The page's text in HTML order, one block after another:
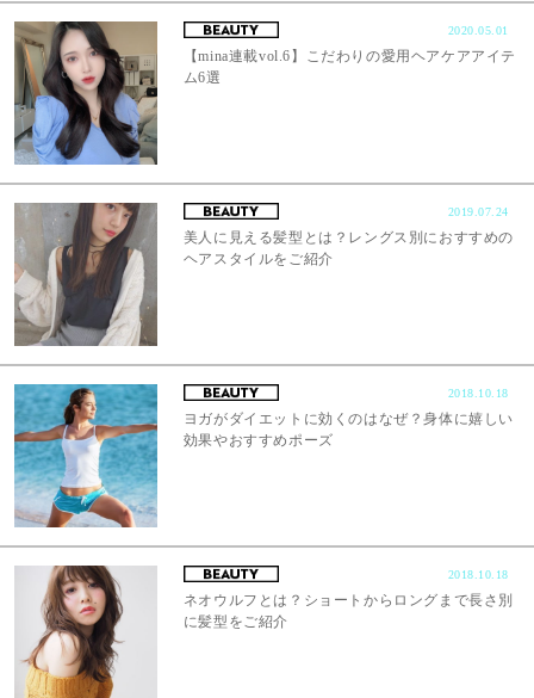
2020.05.01
【mina連載vol.6】こだわりの愛用ヘアケアアイテ
ム6選
2019.07.24
美人に見える髪型とは？レングス別におすすめの
ヘアスタイルをご紹介
2018.10.18
ヨガがダイエットに効くのはなぜ？身体に嬉しい
効果やおすすめポーズ
2018.10.18
ネオウルフとは？ショートからロングまで長さ別
に髪型をご紹介